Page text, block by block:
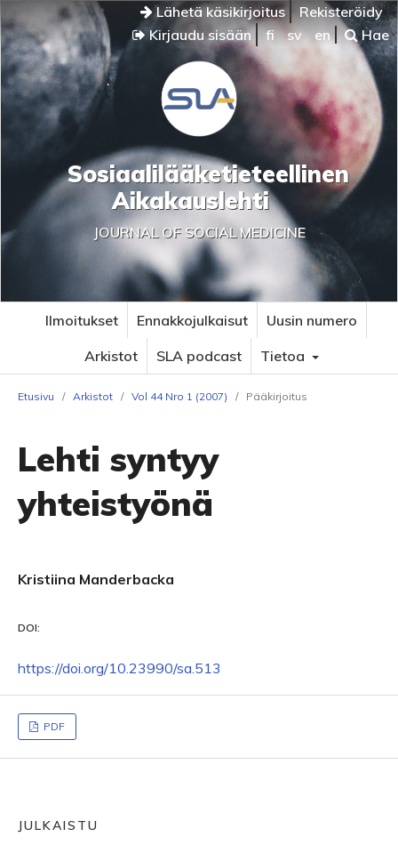
Lähetä käsikirjoitus
Rekisteröidy
Kirjaudu sisään
fi sv en Hae
Sosiaalilääketieteellinen
Aikakauslehti
JOURNAL OF SOCIAL MEDICINE
Ilmoitukset Ennakkojulkaisut
Uusin numero
Arkistot
SLA podcast Tietoa
Etusivu / Arkistot / Vol 44 Nro 1 (2007) / Pääkirjoitus
Lehti syntyy
yhteistyönä
Kristiina Manderbacka
DOI:
https://doi.org/10.23990/sa.513
PDF
JULKAISTU